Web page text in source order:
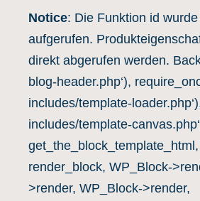
Notice: Die Funktion id
aufgerufen.
direkt abgerufen werden.
blog-header.php‘),
includes/template-
includes/template-
render_block, WP_Block-
>render, WP_Block->render,